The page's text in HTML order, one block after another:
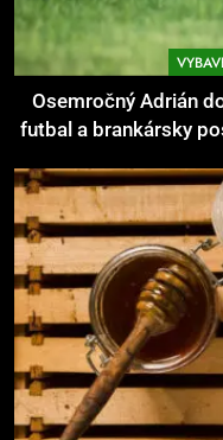
1
2
Osemročný Adrián
futbal a brankársky